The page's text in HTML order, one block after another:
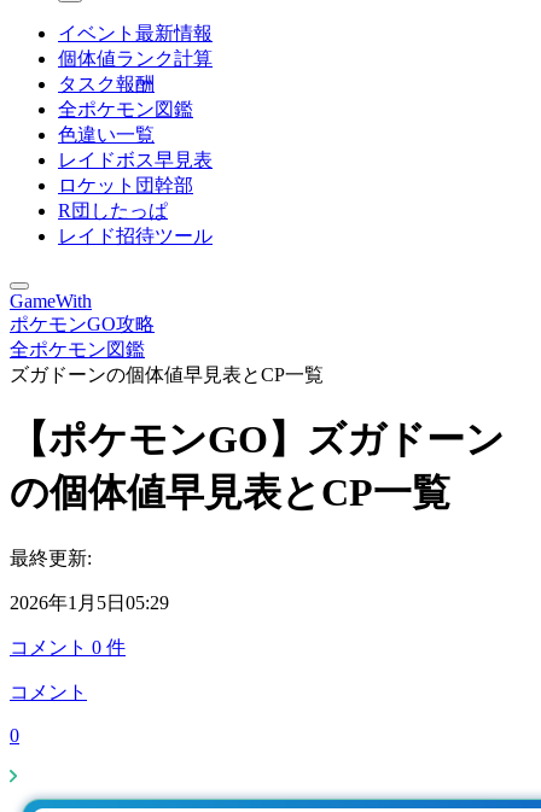
イベント最新情報
個体値ランク計算
タスク報酬
全ポケモン図鑑
色違い一覧
レイドボス早見表
ロケット団幹部
R団したっぱ
レイド招待ツール
GameWith
ポケモンGO攻略
全ポケモン図鑑
ズガドーンの個体値早見表とCP一覧
【ポケモンGO】ズガドーン
の個体値早見表とCP一覧
最終更新:
2026年1月5日05:29
コメント 0 件
コメント
0